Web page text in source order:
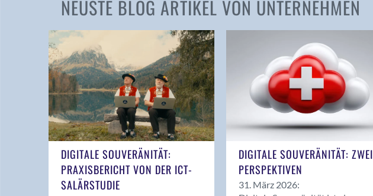
NEUSTE BLOG ARTIKEL VON UNTERNEHMEN
DIGITALE SOUVERÄNITÄT:
PRAXISBERICHT VON DER ICT-
SALÄRSTUDIE
DIGITALE SOUVERÄNITÄT: ZWEI
PERSPEKTIVEN
31. März 2026: